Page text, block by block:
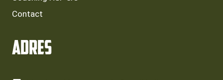
Contact
Adres